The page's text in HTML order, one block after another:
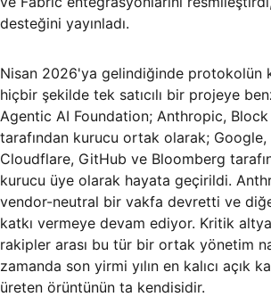
desteğini yayınladı.
Nisan 2026'ya gelindiğinde protokolün
hiçbir şekilde tek satıcılı bir projeye
Agentic AI Foundation; Anthropic, Block
tarafından kurucu ortak olarak;
Cloudflare, GitHub ve Bloomberg
kurucu üye olarak hayata geçirildi.
vendor-neutral bir vakfa devretti ve
katkı vermeye devam ediyor. Kritik
rakipler arası bu tür bir ortak yönetim
zamanda son yirmi yılın en kalıcı açık
üreten örüntünün ta kendisidir.